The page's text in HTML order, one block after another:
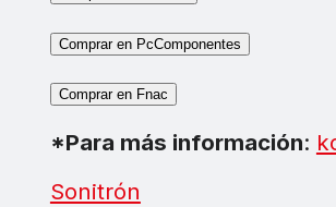
Comprar en PcComponentes
Comprar en Fnac
*Para más información:
Sonitrón